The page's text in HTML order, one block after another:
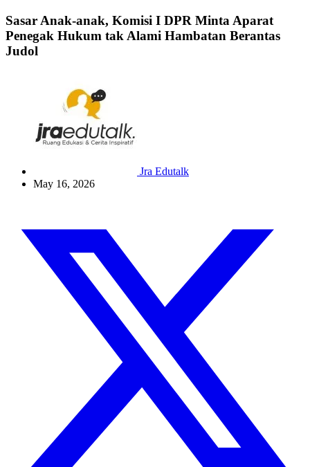
Sasar Anak-anak, Komisi I DPR Minta Aparat
Penegak Hukum tak Alami Hambatan Berantas
Judol
Jra Edutalk
May 16, 2026